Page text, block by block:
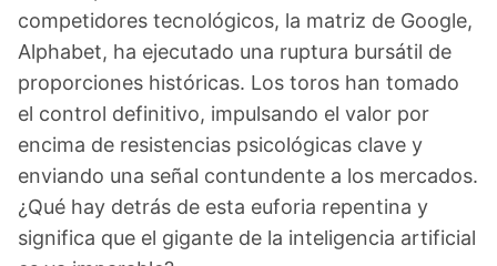
competidores tecnológicos, la matriz de Google,
Alphabet, ha ejecutado una ruptura bursátil de
proporciones históricas. Los toros han tomado
el control definitivo, impulsando el valor por
encima de resistencias psicológicas clave y
enviando una señal contundente a los mercados.
¿Qué hay detrás de esta euforia repentina y
significa que el gigante de la inteligencia artificial